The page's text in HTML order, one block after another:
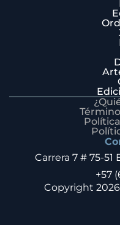
Carrera 7 # 75-51
+57
Copyright